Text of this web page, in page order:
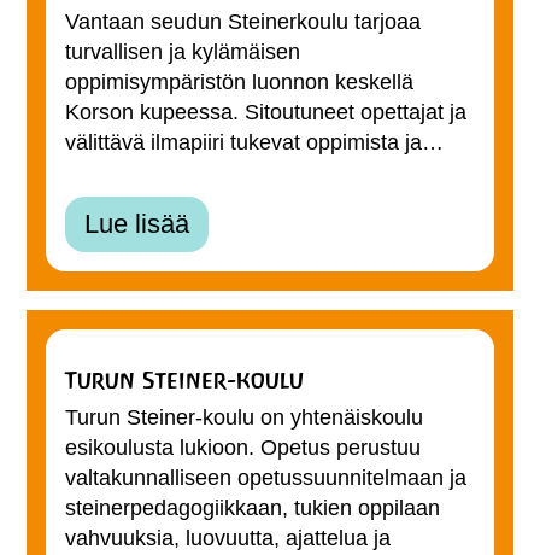
Vantaan seudun Steinerkoulu tarjoaa
turvallisen ja kylämäisen
oppimisympäristön luonnon keskellä
Korson kupeessa. Sitoutuneet opettajat ja
välittävä ilmapiiri tukevat oppimista ja…
Lue lisää
Turun Steiner-koulu
Turun Steiner-koulu on yhtenäiskoulu
esikoulusta lukioon. Opetus perustuu
valtakunnalliseen opetussuunnitelmaan ja
steinerpedagogiikkaan, tukien oppilaan
vahvuuksia, luovuutta, ajattelua ja